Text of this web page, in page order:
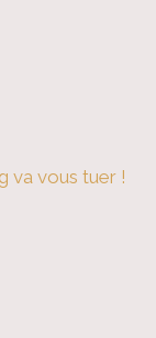
va vous tuer !